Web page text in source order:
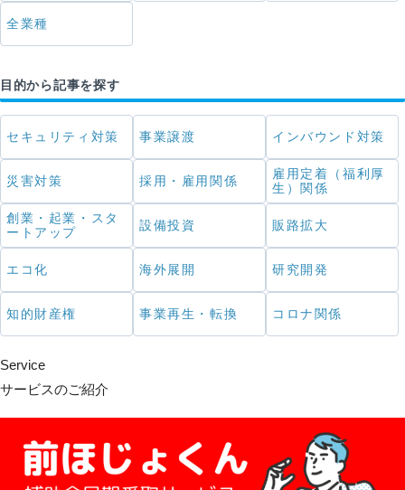
全業種
目的から記事を探す
セキュリティ対策 事業譲渡 インバウンド対策
災害対策 採用・雇用関係
雇用定着（福利厚
生）関係
創業・起業・スタ
ートアップ
設備投資 販路拡大
エコ化 海外展開 研究開発
知的財産権 事業再生・転換 コロナ関係
Service
サービスのご紹介